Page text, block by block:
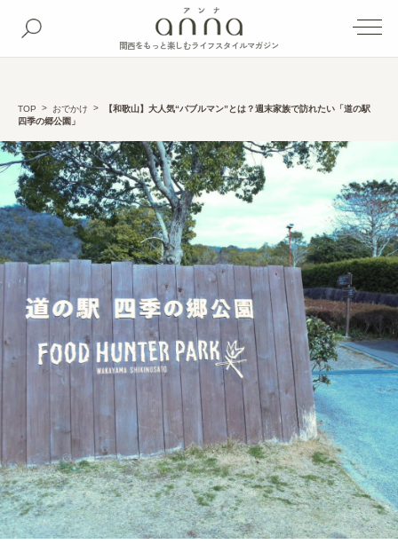
関西をもっと楽しむライフスタイルマガジン
TOP おでかけ
【和歌山】大人気“バブルマン”とは？週末家族で訪れたい「道の駅
四季の郷公園」